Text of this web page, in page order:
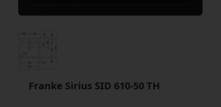
Franke Sirius SID 610-50 TH